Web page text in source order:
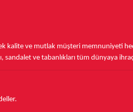
kalite ve mutlak müşteri memnuniyeti
ve tabanlıkları tüm dünyaya